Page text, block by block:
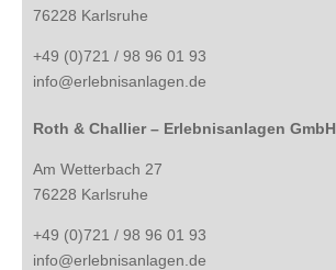
76228 Karlsruhe
+49 (0)721 / 98 96 01 93
info@erlebnisanlagen.de
Roth & Challier – Erlebnisanlagen GmbH
Am Wetterbach 27
76228 Karlsruhe
+49 (0)721 / 98 96 01 93
info@erlebnisanlagen.de